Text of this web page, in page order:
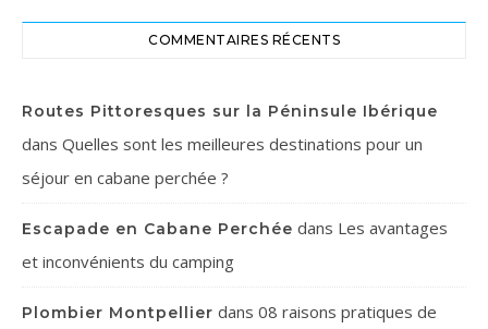
COMMENTAIRES RÉCENTS
Routes Pittoresques sur la Péninsule Ibérique
dans Quelles sont les meilleures destinations pour un
séjour en cabane perchée ?
Escapade en Cabane Perchée dans Les avantages
et inconvénients du camping
Plombier Montpellier dans 08 raisons pratiques de